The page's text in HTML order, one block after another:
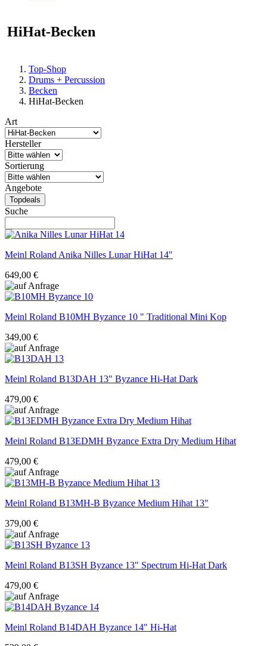
HiHat-Becken
Top-Shop
Drums + Percussion
Becken
HiHat-Becken
Art
Hersteller
Sortierung
Angebote
Topdeals
Suche
Meinl RolandAnika Nilles Lunar HiHat 14"
649,00 €
Meinl Roland B10MH Byzance 10 " Traditional Mini Kop
349,00 €
Meinl Roland B13DAH 13" Byzance Hi-Hat Dark
479,00 €
Meinl Roland B13EDMH Byzance Extra Dry Medium Hihat
479,00 €
Meinl Roland B13MH-B Byzance Medium Hihat 13"
379,00 €
Meinl Roland B13SH Byzance 13" Spectrum Hi-Hat Dark
479,00 €
Meinl Roland B14DAH Byzance 14" Hi-Hat